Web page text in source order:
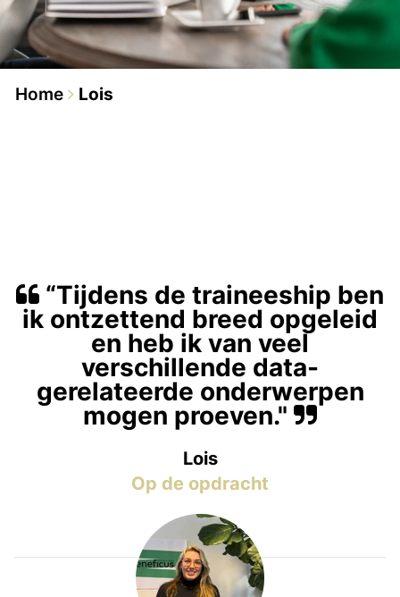
Home Lois
“Tijdens de traineeship ben
ik ontzettend breed opgeleid
en heb ik van veel
verschillende data-
gerelateerde onderwerpen
mogen proeven."
Lois
Op de opdracht